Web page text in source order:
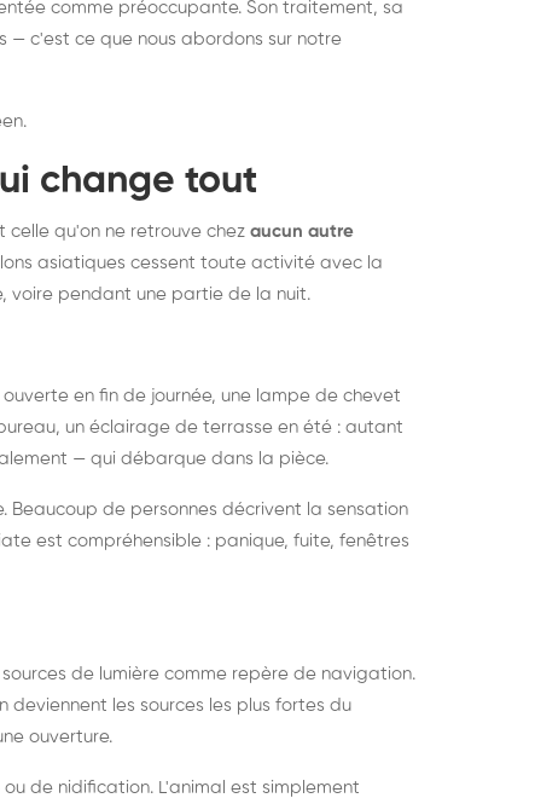
comme préoccupante. Son traitement, sa
c'est ce que nous abordons sur notre
change tout
qu'on ne retrouve chez aucun autre
asiatiques cessent toute activité avec la
voire pendant une partie de la nuit.
en fin de journée, une lampe de chevet
un éclairage de terrasse en été : autant
— qui débarque dans la pièce.
de personnes décrivent la sensation
est compréhensible : panique, fuite, fenêtres
de lumière comme repère de navigation.
les sources les plus fortes du
ouverture.
de nidification. L'animal est simplement